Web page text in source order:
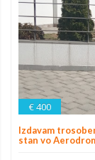
€ 400
Izdavam
stan vo